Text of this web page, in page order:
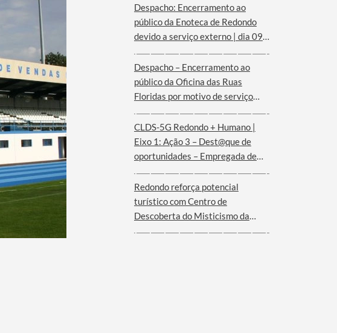
Despacho: Encerramento ao
público da Enoteca de Redondo
devido a serviço externo | dia 09
Despacho – Encerramento ao
público da Oficina das Ruas
Floridas por motivo de serviço
CLDS-5G Redondo + Humano |
Eixo 1: Ação 3 – Dest@que de
oportunidades – Empregada de
Paulo – Serra d´Ossa)
Redondo reforça potencial
turístico com Centro de
Descoberta do Misticismo da
Serra d´Ossa